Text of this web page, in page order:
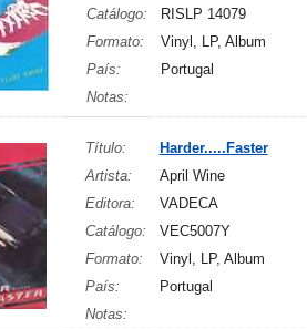
Catálogo:
RISLP 14079
Formato:
Vinyl, LP, Album
País:
Portugal
Notas:
Título:
Harder.....Faster
Artista:
April Wine
Editora:
VADECA
Catálogo:
VEC5007Y
Formato:
Vinyl, LP, Album
País:
Portugal
Notas: